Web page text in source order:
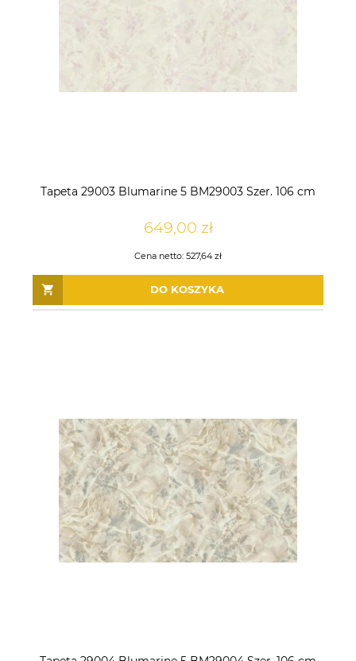
70,00 zł Cena regularna: 88,00 zł
Tapeta 29003 Blumarine 5 BM29003 Szer. 106 cm
649,00 zł
Cena netto: 527,64 zł
DO KOSZYKA